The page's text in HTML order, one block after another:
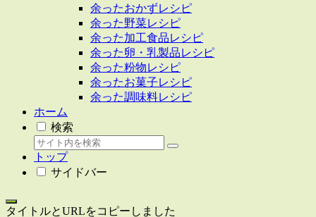
余ったおかずレシピ
余った野菜レシピ
余った加工食品レシピ
余った卵・乳製品レシピ
余った粉物レシピ
余ったお菓子レシピ
余った調味料レシピ
ホーム
検索
トップ
サイドバー
タイトルとURLをコピーしました